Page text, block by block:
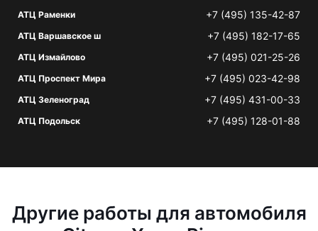
АТЦ Раменки +7 (495) 135-42-87
АТЦ Варшавское ш +7 (495) 182-17-65
АТЦ Измайлово +7 (495) 021-25-26
АТЦ Проспект Мира +7 (495) 023-42-98
АТЦ Зеленоград +7 (495) 431-00-33
АТЦ Подольск +7 (495) 128-01-88
Другие работы для автомобиля